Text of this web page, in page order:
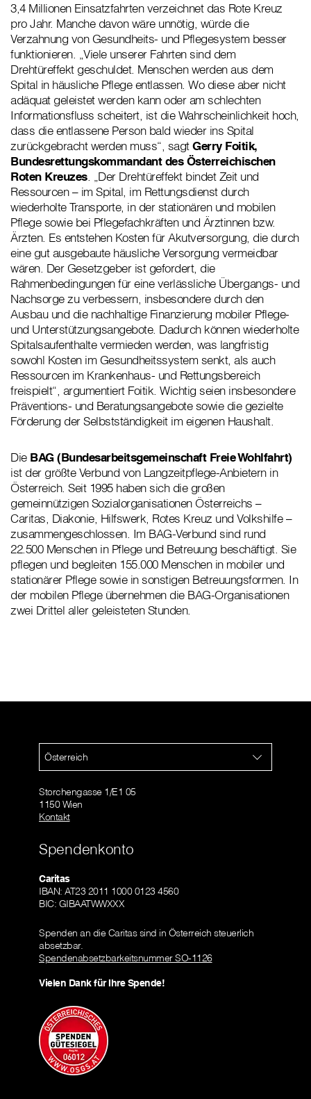
3,4 Millionen Einsatzfahrten verzeichnet das Rote Kreuz
pro Jahr. Manche davon wäre unnötig, würde die
Verzahnung von Gesundheits- und Pflegesystem besser
funktionieren. „Viele unserer Fahrten sind dem
Drehtüreffekt geschuldet. Menschen werden aus dem
Spital in häusliche Pflege entlassen. Wo diese aber nicht
adäquat geleistet werden kann oder am schlechten
Informationsfluss scheitert, ist die Wahrscheinlichkeit hoch,
dass die entlassene Person bald wieder ins Spital
zurückgebracht werden muss“, sagtGerry Foitik,
Bundesrettungskommandant des Österreichischen
Roten Kreuzes. „Der Drehtüreffekt bindet Zeit und
Ressourcen – im Spital, im Rettungsdienst durch
wiederholte Transporte, in der stationären und mobilen
Pflege sowie bei Pflegefachkräften und Ärztinnen bzw.
Ärzten. Es entstehen Kosten für Akutversorgung, die durch
eine gut ausgebaute häusliche Versorgung vermeidbar
wären. Der Gesetzgeber ist gefordert, die
Rahmenbedingungen für eine verlässliche Übergangs- und
Nachsorge zu verbessern, insbesondere durch den
Ausbau und die nachhaltige Finanzierung mobiler Pflege-
und Unterstützungsangebote. Dadurch können wiederholte
Spitalsaufenthalte vermieden werden, was langfristig
sowohl Kosten im Gesundheitssystem senkt, als auch
Ressourcen im Krankenhaus- und Rettungsbereich
freispielt“, argumentiert Foitik. Wichtig seien insbesondere
Präventions- und Beratungsangebote sowie die gezielte
Förderung der Selbstständigkeit im eigenen Haushalt.
Die BAG (Bundesarbeitsgemeinschaft Freie Wohlfahrt)
ist der größte Verbund von Langzeitpflege-Anbietern in
Österreich. Seit 1995 haben sich die großen
gemeinnützigen Sozialorganisationen Österreichs –
Caritas, Diakonie, Hilfswerk, Rotes Kreuz und Volkshilfe –
zusammengeschlossen. Im BAG-Verbund sind rund
22.500 Menschen in Pflege und Betreuung beschäftigt. Sie
pflegen und begleiten 155.000 Menschen in mobiler und
stationärer Pflege sowie in sonstigen Betreuungsformen. In
der mobilen Pflege übernehmen die BAG-Organisationen
zwei Drittel aller geleisteten Stunden.
Österreich
Storchengasse 1/E1 05
1150 Wien
Kontakt
Spendenkonto
Caritas
IBAN: AT23 2011 1000 0123 4560
BIC: GIBAATWWXXX
Spenden an die Caritas sind in Österreich steuerlich
absetzbar.
Spendenabsetzbarkeitsnummer SO-1126
Vielen Dank für Ihre Spende!